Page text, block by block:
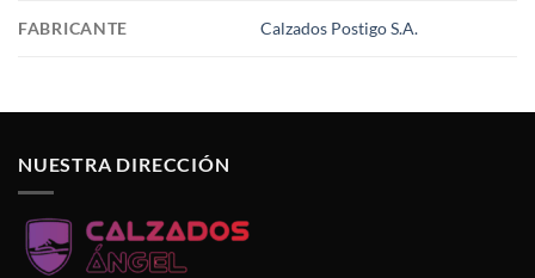
FABRICANTE Calzados Postigo S.A.
NUESTRA DIRECCIÓN